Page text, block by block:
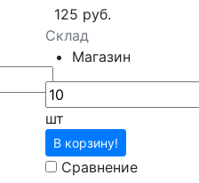
125 руб.
Склад
Магазин
шт
В корзину!
Сравнение